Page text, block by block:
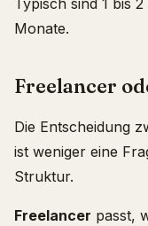
Typisch sind 1 bis
Monate.
Freelancer
Die Entscheidung
ist weniger eine
Struktur.
Freelancer passt,